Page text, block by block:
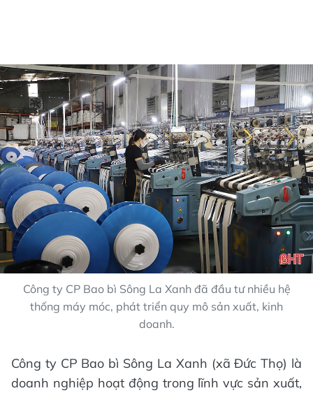
Công ty CP Bao bì Sông La Xanh đã đầu tư nhiều hệ
thống máy móc, phát triển quy mô sản xuất, kinh
doanh.
Công ty CP Bao bì Sông La Xanh (xã Đức Thọ) là
doanh nghiệp hoạt động trong lĩnh vực sản xuất,